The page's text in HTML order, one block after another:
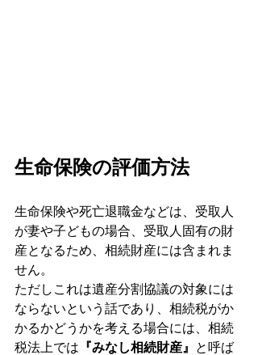
生命保険の評価方法
生命保険や死亡退職金などは、受取人
が妻や子どもの場合、受取人固有の財
産となるため、相続財産には含まれま
せん。
ただしこれは遺産分割協議の対象には
ならないという話であり、相続税がか
かるかどうかを考える場合には、相続
税法上では 『みなし相続財産』
と呼ば